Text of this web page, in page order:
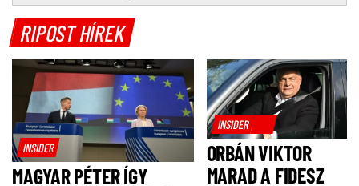
RIPOST HÍREK
INSIDER
MAGYAR PÉTER ÍGY
INSIDER
ORBÁN VIKTOR
MARAD A FIDESZ